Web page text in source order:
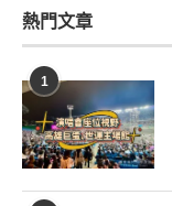
熱門文章
1